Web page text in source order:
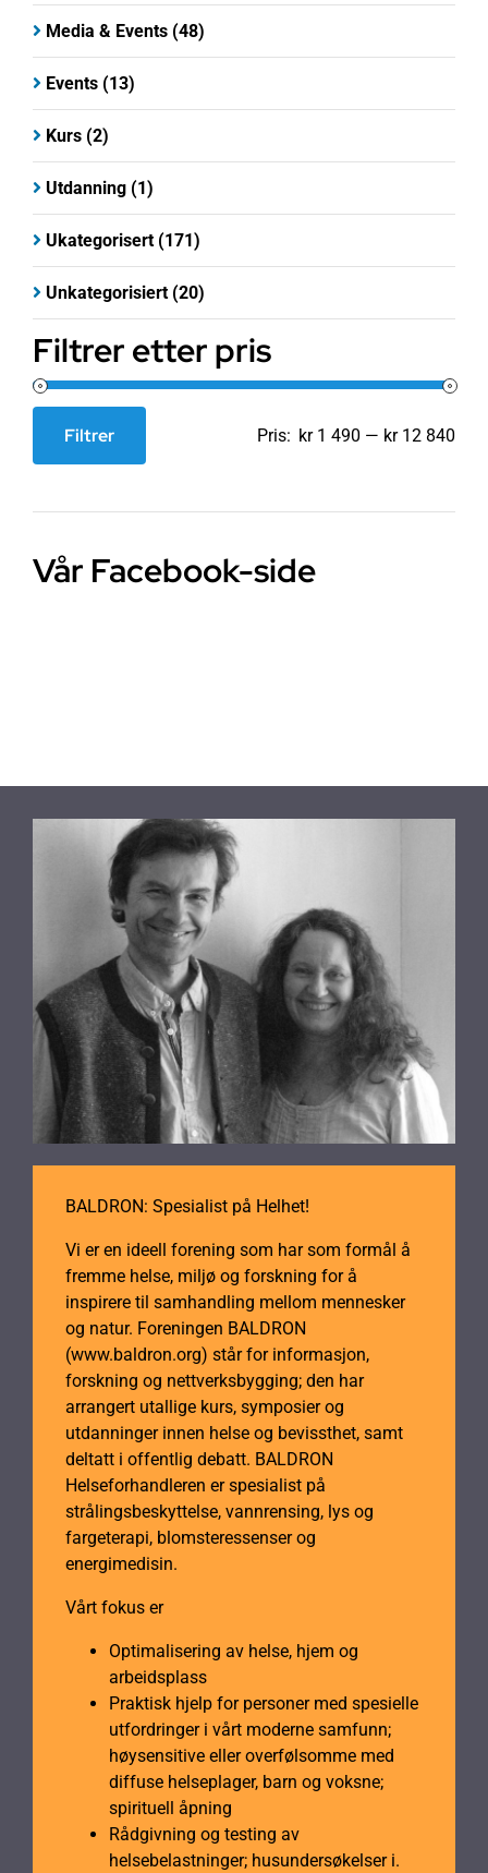
Media & Events (48)
Events (13)
Kurs (2)
Utdanning (1)
Ukategorisert (171)
Unkategorisiert (20)
Filtrer etter pris
Makspris
Filtrer Pris: kr 1 490 — kr 12 840
Vår Facebook-side
BALDRON: Spesialist på Helhet!
Vi er en ideell forening som har som formål å
fremme helse, miljø og forskning for å
inspirere til samhandling mellom mennesker
og natur. Foreningen BALDRON
(www.baldron.org) står for informasjon,
forskning og nettverksbygging; den har
arrangert utallige kurs, symposier og
utdanninger innen helse og bevissthet, samt
deltatt i offentlig debatt. BALDRON
Helseforhandleren er spesialist på
strålingsbeskyttelse, vannrensing, lys og
fargeterapi, blomsteressenser og
energimedisin.
Vårt fokus er
Optimalisering av helse, hjem og
arbeidsplass
Praktisk hjelp for personer med spesielle
utfordringer i vårt moderne samfunn;
høysensitive eller overfølsomme med
diffuse helseplager, barn og voksne;
spirituell åpning
Rådgivning og testing av
helsebelastninger; husundersøkelser i.